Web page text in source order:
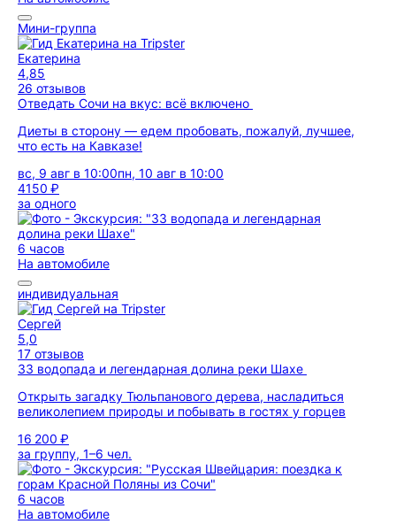
Мини-группа
Екатерина
4,85
26 отзывов
Отведать Сочи на вкус: всё включено
Диеты в сторону — едем пробовать, пожалуй, лучшее,
что есть на Кавказе!
вс, 9 авг в 10:00пн, 10 авг в 10:00
4150 ₽
за одного
6 часов
На автомобиле
индивидуальная
Сергей
5,0
17 отзывов
33 водопада и легендарная долина реки Шахе
Открыть загадку Тюльпанового дерева, насладиться
великолепием природы и побывать в гостях у горцев
16 200 ₽
за группу, 1–6 чел.
6 часов
На автомобиле